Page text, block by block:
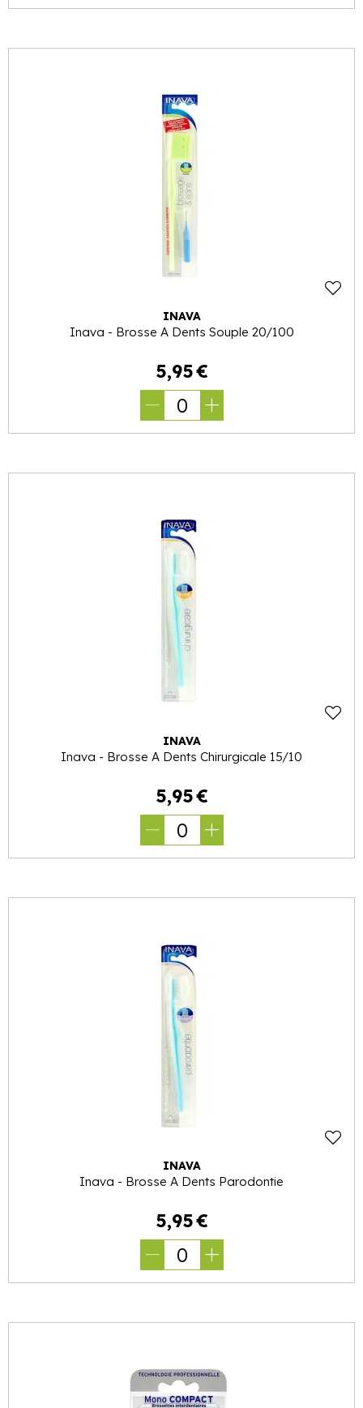
INAVA
Inava - Brosse A Dents Souple 20/100
5,95€
0
INAVA
Inava - Brosse A Dents Chirurgicale 15/10
5,95€
0
INAVA
Inava - Brosse A Dents Parodontie
5,95€
0